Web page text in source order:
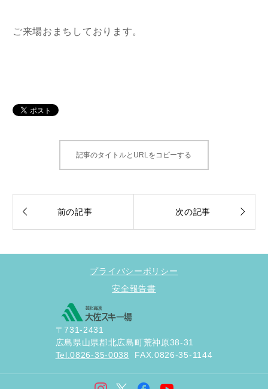
ご来場おまちしております。
記事のタイトルとURLをコピーする
 前の記事 次の記事 
プライバシーポリシー
安全報告書
〒731-2431
広島県山県郡北広島町荒神原38-31
Tel.0826-35-0038
FAX.0826-35-1144